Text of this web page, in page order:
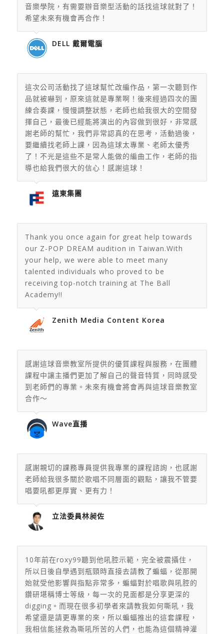
音樂學院， 有需要辦音樂型活動的話找這球就對了！
希望未來有機會再合作！
DELL 戴爾電腦
這次公司活動找了這球幫忙改編作品，第一次聽到作
品就被嚇到， 原來這就是專業啊！後來經過四次的團
練合奏課， 慢慢調整狀態，老師也給我很大的空間發
揮自己， 最後已經能將演出的內容做到很好，非常感
謝老師的幫忙， 我們非常認真的在思考，活動過後，
要繼續找老師上課， 因為這球太專業、老師太優秀
了！不光是這些不是常人能做的編曲工作， 老師的指
導也給我們很大的信心！感謝這球！
遠東集團
Thank you once again for great help towards
our Z-POP DREAM audition in Taiwan.With
your help, we were able to meet many
talented individuals who proved to be
receiving top-notch training at The Ball
Academy!!
Zenith Media Content Korea
感謝這球音樂教室所提供的優質課程與服務， 在團體
課程中讓主播們更加了解自己的聲音特質，同時感受
到老師們的專業。未來有機會將會再與這球音樂教室
合作～
Wave直播
感謝親切的課務專員提供我專業的課程諮詢，也感謝
老師給我很多關於歌唱不同層面的觀點，讓我不管要
唱要吼都更厚實、更有力！
立法委員林昶佐
10年前在roxy99聽到他吼腔示範，完全被震攝住，
所以日後自學遇到瓶頸時直接去請教了蝙蝠，從那開
始就受他影響與指點非常多，蝙蝠對於唱歌與吼腔的
鑽研堪稱博士等級，每一次的見面都是分享更深的
digging。而現在很多初學者來請教我如何嘶吼，我
希望還是請更專業的來，所以蝙蝠推出的這套課程，
我相信能拯救為嘶吼所苦的人們，也能為這個精神灌